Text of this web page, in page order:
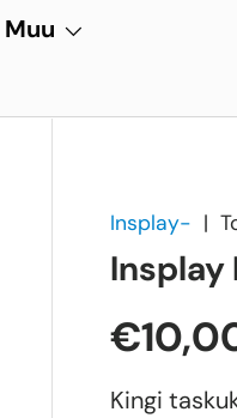
Muu
Insplay- |
Insplay
Kingi